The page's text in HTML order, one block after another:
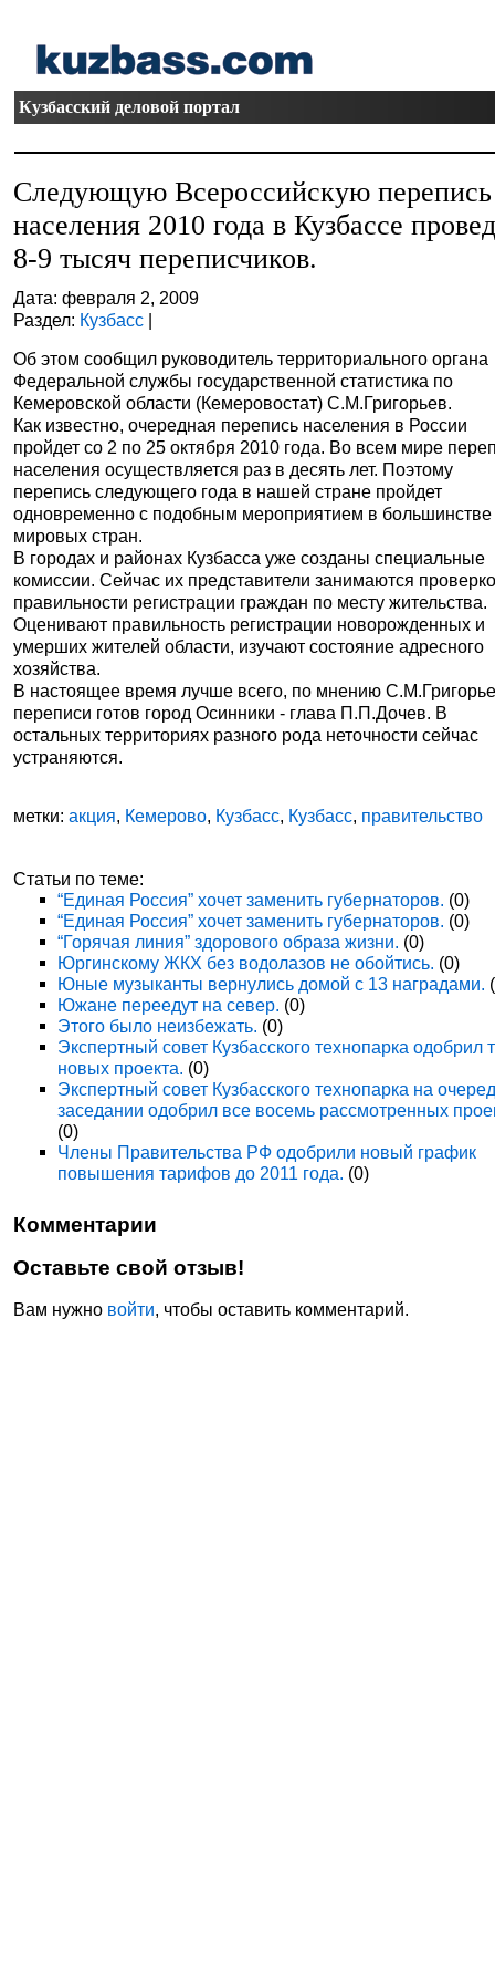
Кузбасский деловой портал
Следующую Всероссийскую перепись
населения 2010 года в Кузбассе
8-9 тысяч переписчиков.
Дата: февраля 2, 2009
Раздел: Кузбасс |
Об этом сообщил руководитель территориального органа
Федеральной службы государственной статистика по
Кемеровской области (Кемеровостат) С.М.Григорьев.
Как известно, очередная перепись населения в России
пройдет со 2 по 25 октября 2010 года. Во всем мире
населения осуществляется раз в десять лет. Поэтому
перепись следующего года в нашей стране пройдет
одновременно с подобным мероприятием в большинстве
мировых стран.
В городах и районах Кузбасса уже созданы специальные
комиссии. Сейчас их представители занимаются
правильности регистрации граждан по месту жительства.
Оценивают правильность регистрации новорожденных и
умерших жителей области, изучают состояние адресного
хозяйства.
В настоящее время лучше всего, по мнению
переписи готов город Осинники - глава П.П.Дочев. В
остальных территориях разного рода неточности сейчас
устраняются.
метки:акция, Кемерово, Кузбасс, Кузбасс, правительство
Статьи по теме:
“Единая Россия” хочет заменить губернаторов. (0)
“Единая Россия” хочет заменить губернаторов. (0)
“Горячая линия” здорового образа жизни. (0)
Юргинскому ЖКХ без водолазов не обойтись. (0)
Юные музыканты вернулись домой с 13 наградами.
Южане переедут на север. (0)
Этого было неизбежать. (0)
Экспертный совет Кузбасского технопарка одобрил
новых проекта. (0)
Экспертный совет Кузбасского технопарка на
заседании одобрил все восемь рассмотренных
(0)
Члены Правительства РФ одобрили новый график
повышения тарифов до 2011 года. (0)
Комментарии
Оставьте свой отзыв!
Вам нужно войти, чтобы оставить комментарий.